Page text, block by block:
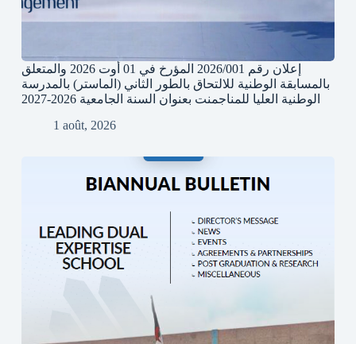
إعلان رقم 2026/001 المؤرخ في 01 أوت 2026 والمتعلق
بالمسابقة الوطنية للالتحاق بالطور الثاني (الماستر) بالمدرسة
الوطنية العليا للمناجمنت بعنوان السنة الجامعية 2026-2027
1 août, 2026